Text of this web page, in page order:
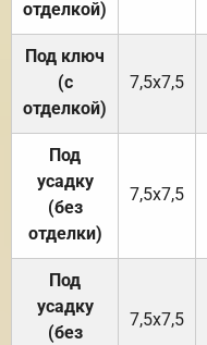
отделкой)
Под ключ
(с
отделкой)
7,5х7,5
Под
усадку
(без
отделки)
7,5х7,5
Под
усадку
(без
7,5х7,5